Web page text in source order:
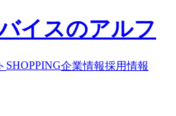
SHOPPING企業情報採用情報